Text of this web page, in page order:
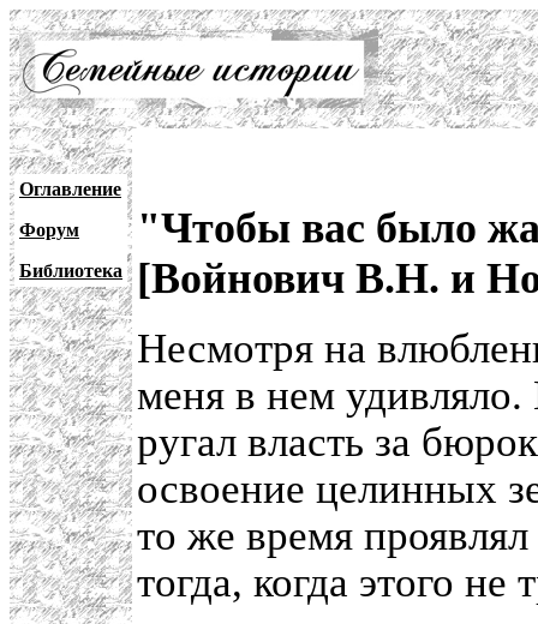
Оглавление
Форум
Библиотека
"Чтобы вас было
[Войнович В.Н. и
Несмотря на
меня в нем удивляло.
ругал власть за
освоение целинных
то же время
тогда, когда этого не